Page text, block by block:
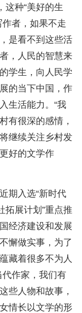
这种“美好的生
者，如果不走
是看不到这些活
，人民的智慧来
学生，向人民学
的当下中国，作
生活能力。“我
有很深的感情，
继续关注乡村发
好的文学作
期入选“新时代
拓展计划”重点推
经济建设和发展
懈做实事，为了
藏着很多不为人
代作家，我们有
些人物和故事，
情长以文学的形